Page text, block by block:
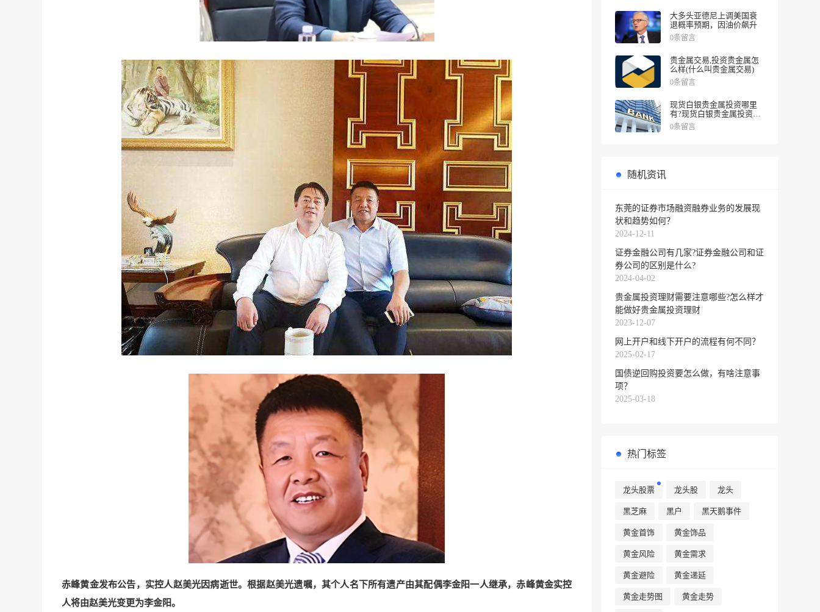
赤峰黄金发布公告，实控人赵美光因病逝世。根据赵美光遗嘱，其个人名下所有遗产由其配偶李金阳一人继承，赤峰黄金实控
人将由赵美光变更为李金阳。
大多头亚德尼上调美国衰
退概率预期，因油价飙升
0条留言
贵金属交易,投资贵金属怎
么样(什么叫贵金属交易)
0条留言
现货白银贵金属投资哪里
有?现货白银贵金属投资被
诱导投资亏损
0条留言
随机资讯
东莞的证券市场融资融券业务的发展现
状和趋势如何？
2024-12-11
证券金融公司有几家?证券金融公司和证
券公司的区别是什么?
2024-04-02
贵金属投资理财需要注意哪些?怎么样才
能做好贵金属投资理财
2023-12-07
网上开户和线下开户的流程有何不同？
2025-02-17
国债逆回购投资要怎么做，有啥注意事
项？
2025-03-18
热门标签
龙头股票 龙头股 龙头
黑芝麻 黑户 黑天鹅事件
黄金首饰 黄金饰品
黄金风险 黄金需求
黄金避险 黄金递延
黄金走势图 黄金走势